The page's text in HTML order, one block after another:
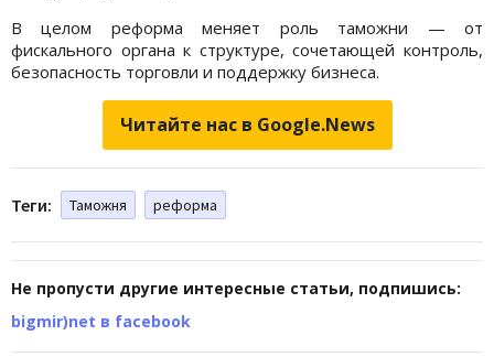
В целом реформа меняет роль таможни — от
фискального органа к структуре, сочетающей контроль,
безопасность торговли и поддержку бизнеса.
Читайте нас в Google.News
Теги: Таможня реформа
Не пропусти другие интересные статьи, подпишись:
bigmir)net в facebook